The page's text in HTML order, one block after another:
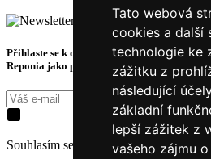
Tato webová
cookies a další
technologie ke
zážitku z
následující
základní
lepší zážitek z
vašeho zájmu
Přihlaste se k odběru novinek a získejte
Reponia jako první.
Přihásit
Souhlasím se zpracovánímosobních